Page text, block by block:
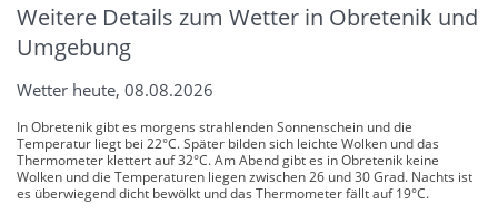
Weitere Details zum Wetter in Obretenik und
Umgebung
Wetter heute, 08.08.2026
In Obretenik gibt es morgens strahlenden Sonnenschein und die
Temperatur liegt bei 22°C. Später bilden sich leichte Wolken und das
Thermometer klettert auf 32°C. Am Abend gibt es in Obretenik keine
Wolken und die Temperaturen liegen zwischen 26 und 30 Grad. Nachts ist
es überwiegend dicht bewölkt und das Thermometer fällt auf 19°C.